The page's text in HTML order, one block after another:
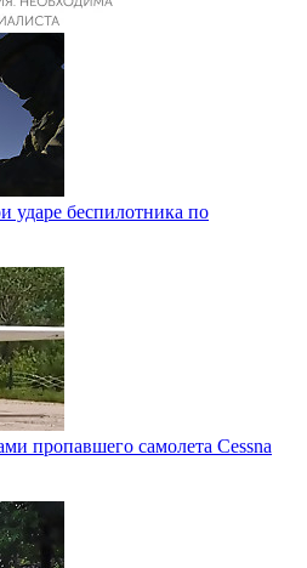
ударе беспилотника по
пропавшего самолета Cessna